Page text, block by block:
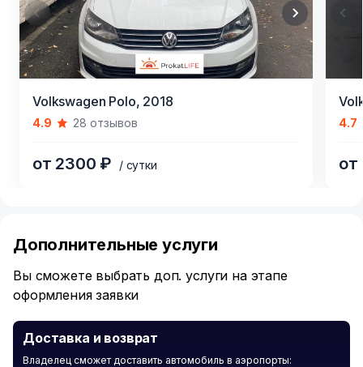
Volkswagen Polo, 2018
4.9 28 отзывов
от 2300 ₽ / сутки
4.7
of
6
Дополнительные услуги
Вы сможете выбрать доп. услуги на этапе
оформления заявки
Доставка и возврат
Владелец сможет доставить автомобиль в аэропорты: